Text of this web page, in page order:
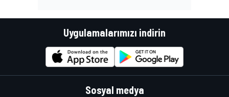
Uygulamalarımızı indirin
Sosyal medya